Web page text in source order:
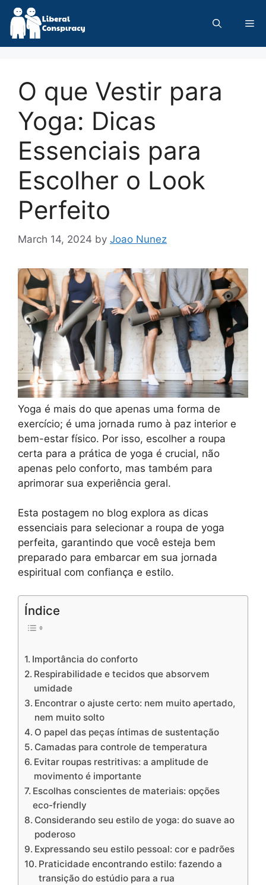
Skip
content
O que Vestir para
Yoga: Dicas
Essenciais para
Escolher o Look
Perfeito
March 14, 2024 by Joao Nunez
Yoga é mais do que apenas uma forma de
exercício; é uma jornada rumo à paz interior e
bem-estar físico. Por isso, escolher a roupa
certa para a prática de yoga é crucial, não
apenas pelo conforto, mas também para
aprimorar sua experiência geral.
Esta postagem no blog explora as dicas
essenciais para selecionar a roupa de yoga
perfeita, garantindo que você esteja bem
preparado para embarcar em sua jornada
espiritual com confiança e estilo.
Índice
Importância do conforto
Respirabilidade e tecidos que absorvem
umidade
Encontrar o ajuste certo: nem muito apertado,
nem muito solto
O papel das peças íntimas de sustentação
Camadas para controle de temperatura
Evitar roupas restritivas: a amplitude de
movimento é importante
Escolhas conscientes de materiais: opções
eco-friendly
Considerando seu estilo de yoga: do suave ao
poderoso
Expressando seu estilo pessoal: cor e padrões
Praticidade encontrando estilo: fazendo a
transição do estúdio para a rua